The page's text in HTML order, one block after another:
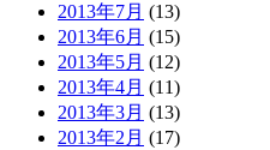
2013年7月 (13)
2013年6月 (15)
2013年5月 (12)
2013年4月 (11)
2013年3月 (13)
2013年2月 (17)